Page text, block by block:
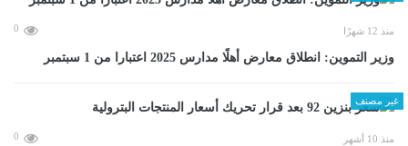
منذ 12 شهرًا 0
وزير التموين: انطلاق معارض أهلًا مدارس 2025 اعتبارا من 1 سبتمبر
غير مصنف
منذ 10 أشهر 0